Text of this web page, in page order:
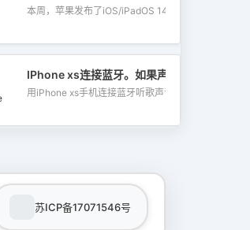
本周，苹果发布了iOS/iPadOS 14.4的官方...
IPhone xs连接蓝牙。如果声音很低，我该怎
用iPhone xs手机连接蓝牙听歌声音低是什...
苏ICP备17071546号